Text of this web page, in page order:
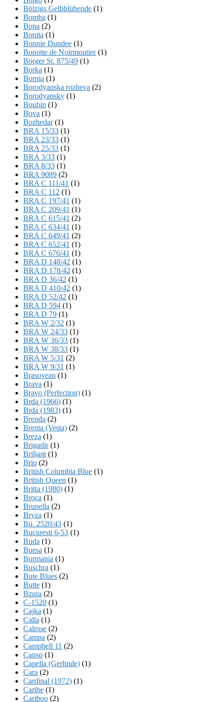
Bölzigs Gelbblühende (1)
Bomba (1)
Bona (2)
Bonita (1)
Bonnie Dundee (1)
Bonotte de Noirmoutier(1)
Börger St. 875/49 (1)
Borka (1)
Bornia (1)
Borodyanska rozheva (2)
Borodyansky (1)
Boubin (1)
Bova (1)
Bozhedar(1)
BRA 15/33 (1)
BRA 23/33 (1)
BRA 25/33 (1)
BRA 3/33 (1)
BRA 8/33 (1)
BRA 9089 (2)
BRA C 111/41 (1)
BRA C 112 (1)
BRA C 197/41 (1)
BRA C 209/41 (1)
BRA C 615/41 (2)
BRA C 634/41 (1)
BRA C 649/41 (2)
BRA C 652/41 (1)
BRA C 676/41 (1)
BRA D 148/42 (1)
BRA D 178/42 (1)
BRA D 36/42 (1)
BRA D 410/42 (1)
BRA D 52/42 (1)
BRA D 594 (1)
BRA D 79 (1)
BRA W 2/32 (1)
BRA W 24/33 (1)
BRA W 36/33 (1)
BRA W 38/33 (1)
BRA W 5/31 (2)
BRA W 9/31 (1)
Brasovean (1)
Brava (1)
Bravo (Perfection) (1)
Brda (1966) (1)
Brda (1983) (1)
Brenda (2)
Brenta (Vesta) (2)
Breza (1)
Brigadir(1)
Briljant (1)
Brio (2)
British Columbia Blue (1)
British Queen (1)
Britta (1980) (1)
Broca (1)
Brunella (2)
Bryza (1)
Bü. 2520/43 (1)
Bucuresti 6-53 (1)
Buda (1)
Buesa (1)
Burmania (1)
Buschra (1)
Bute Blues (2)
Butte (1)
Bzura (2)
C-1520 (1)
Cajka (1)
Calla (1)
Calrose (2)
Campa (2)
Campbell 11 (2)
Canso (1)
Capella (Gerlinde) (1)
Cara (2)
Cardinal (1972) (1)
Caribe (1)
Cariboo (2)